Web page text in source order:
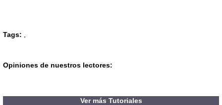
Tags: ,
Opiniones de nuestros lectores:
Ver más Tutoriales